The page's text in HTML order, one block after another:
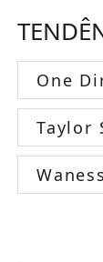
One
Taylor